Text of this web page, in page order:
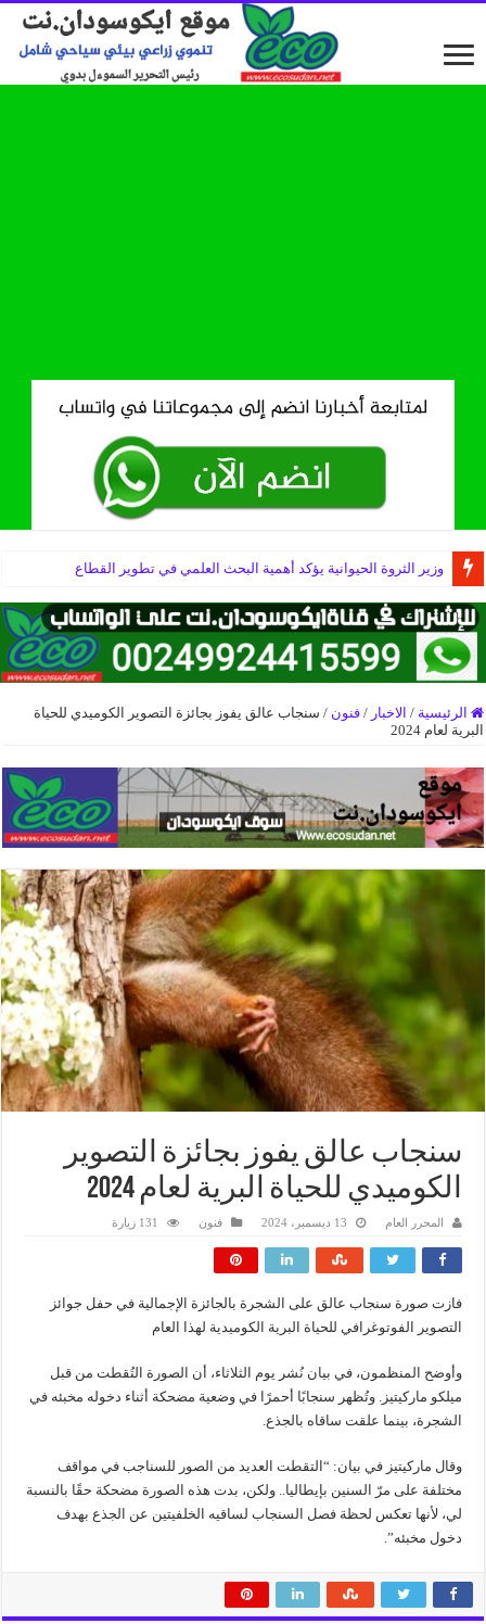
وزير الثروة الحيوانية يؤكد أهمية البحث العلمي في تطوير القطاع
الرئيسية / الاخبار / فنون / سنجاب عالق يفوز بجائزة التصوير الكوميدي للحياة
البرية لعام 2024
سنجاب عالق يفوز بجائزة التصوير
الكوميدي للحياة البرية لعام 2024
المحرر العام 13 ديسمبر، 2024 فنون 131 زيارة
فازت صورة سنجاب عالق على الشجرة بالجائزة الإجمالية في حفل جوائز
التصوير الفوتوغرافي للحياة البرية الكوميدية لهذا العام
وأوضح المنظمون، في بيان نُشر يوم الثلاثاء، أن الصورة التُقطت من قبل
ميلكو ماركيتيز. وتُظهر سنجابًا أحمرًا في وضعية مضحكة أثناء دخوله مخبئه في
الشجرة، بينما علقت ساقاه بالجذع.
وقال ماركيتيز في بيان: “التقطت العديد من الصور للسناجب في مواقف
مختلفة على مرّ السنين بإيطاليا.. ولكن، بدت هذه الصورة مضحكة حقًا بالنسبة
لي، لأنها تعكس لحظة فصل السنجاب لساقيه الخلفيتين عن الجذع بهدف
دخول مخبئه”.